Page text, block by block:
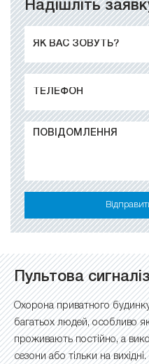
Надішліть
Пультова
Охорона приватного
багатьох людей, особливо
проживають постійно, а
сезони або тільки на